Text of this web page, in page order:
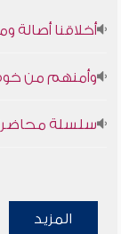
أخلاقنا أصالة
وأمنهم من
سلسلة محاضرات
المزيد